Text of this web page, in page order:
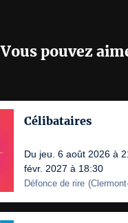
Vous pouvez
Célibataires
Du jeu. 6 août 2026 à
févr. 2027 à 18:30
Défonce de rire (